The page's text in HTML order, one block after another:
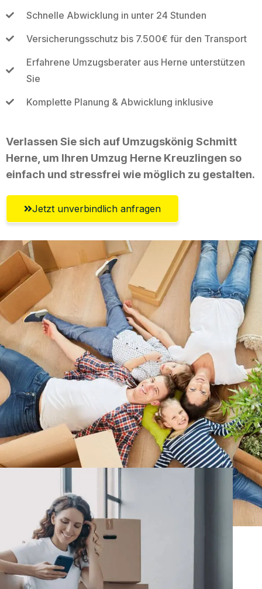
Schnelle Abwicklung in unter 24 Stunden
Versicherungsschutz bis 7.500€ für den Transport
Erfahrene Umzugsberater aus Herne unterstützen
Sie
Komplette Planung & Abwicklung inklusive
Verlassen Sie sich auf Umzugskönig Schmitt
Herne, um Ihren Umzug Herne Kreuzlingen so
einfach und stressfrei wie möglich zu gestalten.
Jetzt unverbindlich anfragen